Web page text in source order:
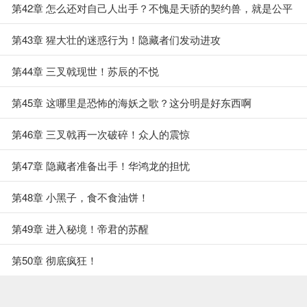
第42章 怎么还对自己人出手？不愧是天骄的契约兽，就是公平
第43章 猩大壮的迷惑行为！隐藏者们发动进攻
第44章 三叉戟现世！苏辰的不悦
第45章 这哪里是恐怖的海妖之歌？这分明是好东西啊
第46章 三叉戟再一次破碎！众人的震惊
第47章 隐藏者准备出手！华鸿龙的担忧
第48章 小黑子，食不食油饼！
第49章 进入秘境！帝君的苏醒
第50章 彻底疯狂！